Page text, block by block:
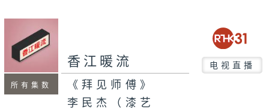
seconds
所有集数
香江暖流 电视直播
《拜见师傅》
李民杰（漆艺